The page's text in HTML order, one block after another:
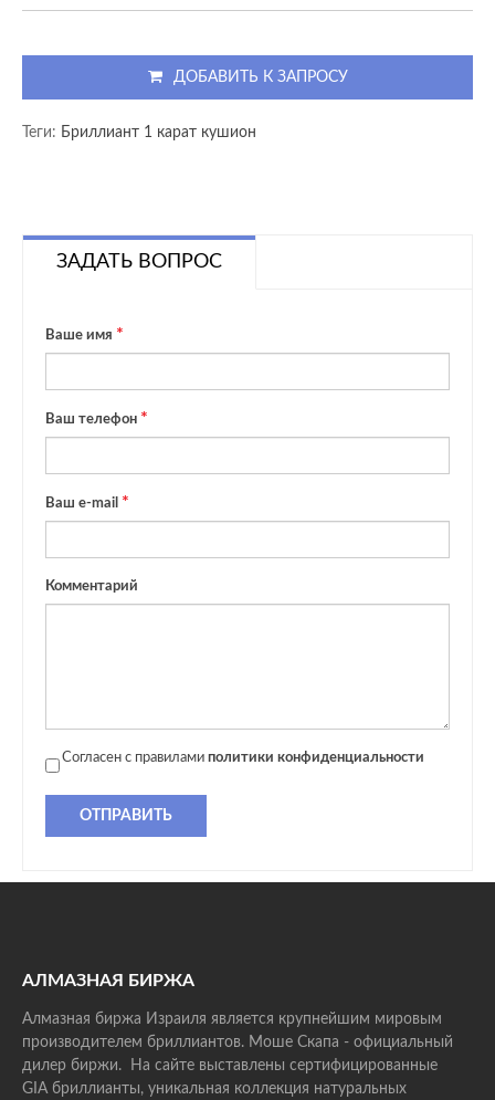
ДОБАВИТЬ К ЗАПРОСУ
Теги: Бриллиант 1 карат кушион
ЗАДАТЬ ВОПРОС
Ваше имя
Ваш телефон
Ваш e-mail
Комментарий
Согласен с правилами политики конфиденциальности
ОТПРАВИТЬ
АЛМАЗНАЯ БИРЖА
Алмазная биржа Израиля является крупнейшим мировым
производителем бриллиантов. Моше Скапа - официальный
дилер биржи. На сайте выставлены сертифицированные
GIA бриллианты, уникальная коллекция натуральных